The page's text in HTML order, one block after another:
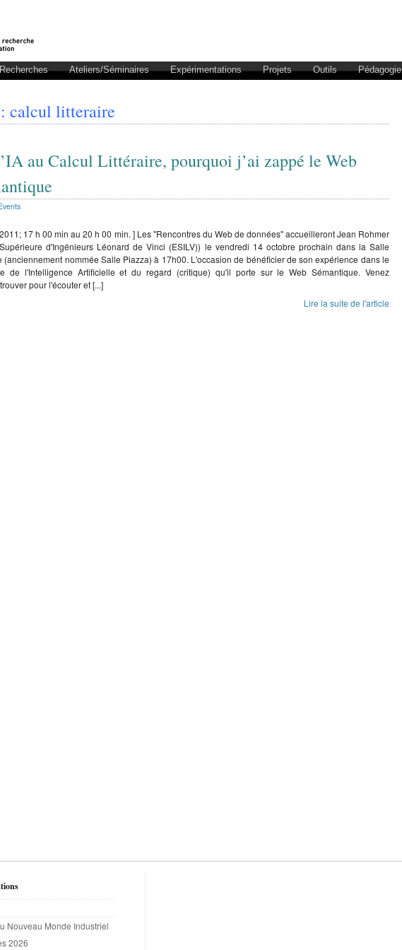
Recherches Ateliers/Séminaires Expérimentations Projets Outils Pédagogie
calcul litteraire
au Calcul Littéraire, pourquoi j’ai zappé le Web
17 h 00 min au 20 h 00 min. ] Les "Rencontres du Web de données" accueilleront Jean Rohmer
d'Ingénieurs Léonard de Vinci (ESILV)) le vendredi 14 octobre prochain dans la Salle
(anciennement nommée Salle Piazza) à 17h00. L'occasion de bénéficier de son expérience dans le
de l'Intelligence Artificielle et du regard (critique) qu'il porte sur le Web Sémantique. Venez
pour l'écouter et [...]
Lire la suite de l'article
Nouveau Monde Industriel
2026